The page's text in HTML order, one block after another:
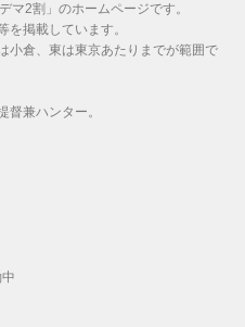
マ2割」のホームページです。
掲載しています。
小倉、東は東京あたりまでが範囲で
督兼ハンター。